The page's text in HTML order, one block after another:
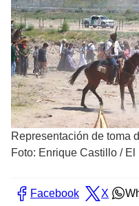
Representación de toma
Foto: Enrique Castillo /
Facebook X